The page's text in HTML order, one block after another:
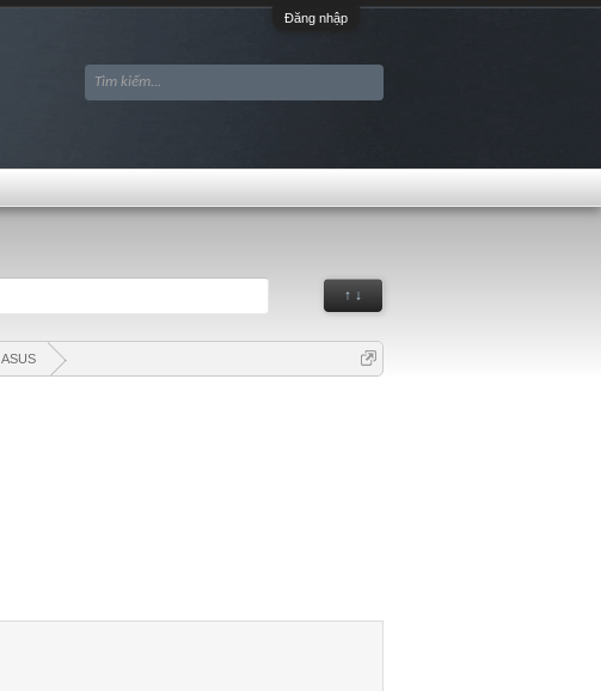
Đăng nhập
↑ ↓
ASUS